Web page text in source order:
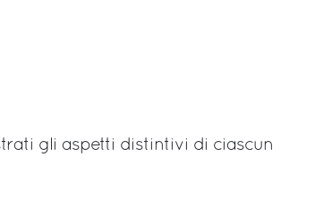
gli aspetti distintivi di ciascun